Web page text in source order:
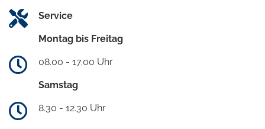
Service
Montag bis Freitag
08.00 - 17.00 Uhr
Samstag
8.30 - 12.30 Uhr